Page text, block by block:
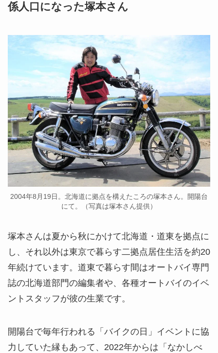
係人口になった塚本さん
2004年8月19日。北海道に拠点を構えたころの塚本さん。開陽台
にて。（写真は塚本さん提供）
塚本さんは夏から秋にかけて北海道・道東を拠点に
し、それ以外は東京で暮らす二拠点居住生活を約20
年続けています。道東で暮らす間はオートバイ専門
誌の北海道部門の編集者や、各種オートバイのイベ
ントスタッフが彼の生業です。
開陽台で毎年行われる「バイクの日」イベントに協
力していた縁もあって、2022年からは「なかしべ